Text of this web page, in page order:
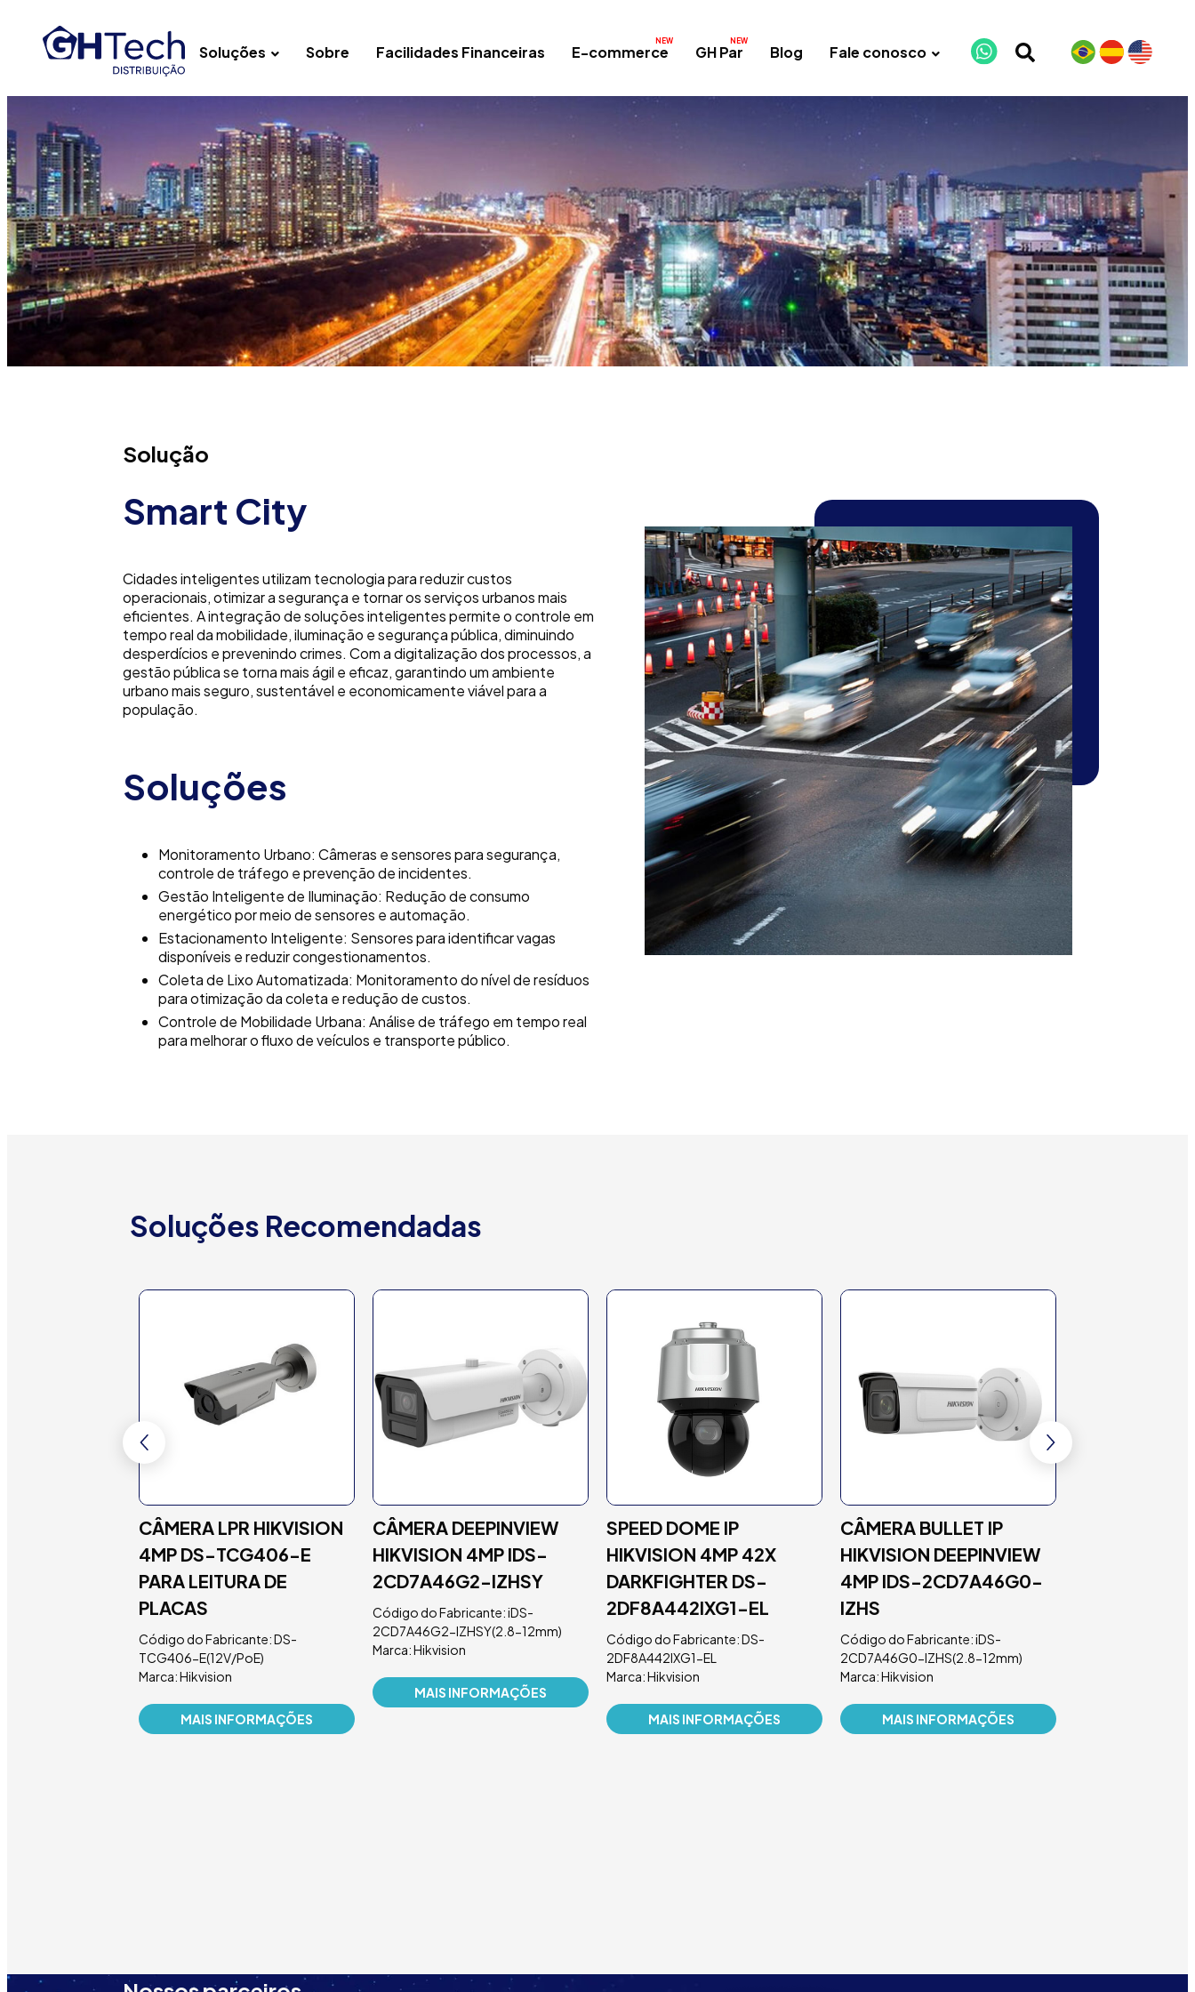
Soluções Sobre Facilidades Financeiras E-commerce GH Par Blog Fale conosco
Solução
Smart City
Cidades inteligentes utilizam tecnologia para reduzir custos
operacionais, otimizar a segurança e tornar os serviços urbanos mais
eficientes. A integração de soluções inteligentes permite o controle em
tempo real da mobilidade, iluminação e segurança pública, diminuindo
desperdícios e prevenindo crimes. Com a digitalização dos processos, a
gestão pública se torna mais ágil e eficaz, garantindo um ambiente
urbano mais seguro, sustentável e economicamente viável para a
população.
Soluções
Monitoramento Urbano: Câmeras e sensores para segurança,
controle de tráfego e prevenção de incidentes.
Gestão Inteligente de Iluminação: Redução de consumo
energético por meio de sensores e automação.
Estacionamento Inteligente: Sensores para identificar vagas
disponíveis e reduzir congestionamentos.
Coleta de Lixo Automatizada: Monitoramento do nível de resíduos
para otimização da coleta e redução de custos.
Controle de Mobilidade Urbana: Análise de tráfego em tempo real
para melhorar o fluxo de veículos e transporte público.
Soluções Recomendadas
CÂMERA LPR HIKVISION
4MP DS-TCG406-E
PARA LEITURA DE
PLACAS
Código do Fabricante: DS-
TCG406-E(12V/PoE)
Marca: Hikvision
MAIS INFORMAÇÕES
CÂMERA DEEPINVIEW
HIKVISION 4MP IDS-
2CD7A46G2-IZHSY
Código do Fabricante: iDS-
2CD7A46G2-IZHSY(2.8-12mm)
Marca: Hikvision
MAIS INFORMAÇÕES
SPEED DOME IP
HIKVISION 4MP 42X
DARKFIGHTER DS-
2DF8A442IXG1-EL
Código do Fabricante: DS-
2DF8A442IXG1-EL
Marca: Hikvision
MAIS INFORMAÇÕES
CÂMERA BULLET IP
HIKVISION DEEPINVIEW
4MP IDS-2CD7A46G0-
IZHS
Código do Fabricante: iDS-
2CD7A46G0-IZHS(2.8-12mm)
Marca: Hikvision
MAIS INFORMAÇÕES